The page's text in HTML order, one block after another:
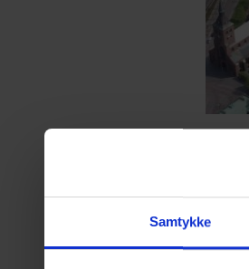
SamtykkeSå